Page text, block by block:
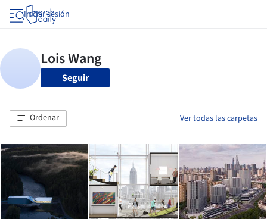
Iniciar sesión
Seguir
Ordenar Ver todas las carpetas